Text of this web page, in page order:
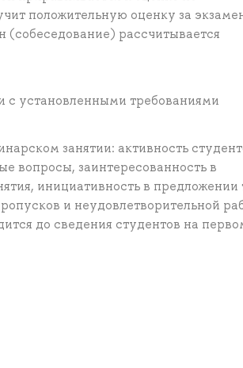
положительную оценку за
(собеседование) рассчитывается
с установленными требованиями
занятии: активность
вопросы, заинтересованность в
инициативность в предложении
и неудовлетворительной
до сведения студентов на